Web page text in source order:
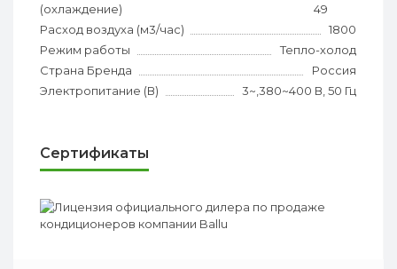
(охлаждение)
49
Расход воздуха (м3/час)
1800
Режим работы
Тепло-холод
Страна Бренда
Россия
Электропитание (В)
3~,380~400 В, 50 Гц
Сертификаты